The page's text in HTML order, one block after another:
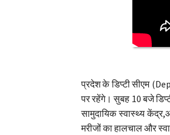
प्रदेश के डिप्टी सीएम
पर रहेंगे। सुबह 10 बजे
सामुदायिक स्वास्थ्य
मरीजों का हालचाल और